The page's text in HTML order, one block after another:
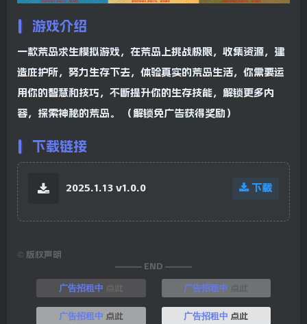
游戏介绍
一款荒岛求生模拟游戏，在荒岛上挑战极限，收集资源，建
造庇护所，努力生存下去，体验真实的荒岛生活，你需要运
用你的智慧和技巧，不断提升你的生存技能，解锁更多内
容，探索神秘的荒岛。 （解锁免广告获得奖励）
下载链接
2025.1.13 v1.0.0 下载
© 版权声明
——— END ———
广告招租中 广告招租中
广告招租中 点此 广告招租中 点此